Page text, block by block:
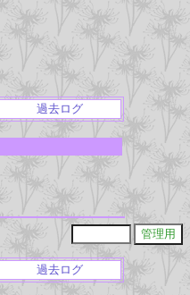
過去ログ
過去ログ